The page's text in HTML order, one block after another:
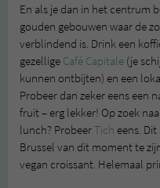
En als je dan in het centrum
gouden gebouwen waar de
verblindend is. Drink een
gezellige Café Capitale (je
kunnen ontbijten) en een
Probeer dan zeker eens een
fruit – erg lekker! Op zoek
lunch? ProbeerTich eens.
Brussel van dit moment te
vegan croissant. Helemaal